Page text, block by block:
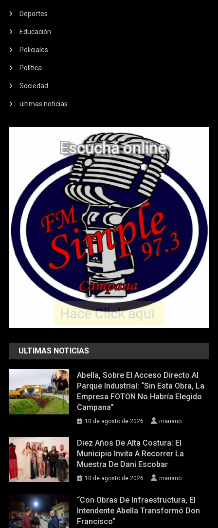
Deportes
Educación
Policiales
Política
Sociedad
ultimas noticias
ULTIMAS NOTICIAS
Abella, Sobre El Acceso Directo Al
Parque Industrial: “Sin Esta Obra, La
Empresa FOTON No Habría Elegido
Campana”
10 de agosto de 2026 mariano
Diez Años De Alta Costura: El
Municipio Invita A Recorrer La
Muestra De Dani Escobar
10 de agosto de 2026 mariano
“Con Obras De Infraestructura, El
Intendente Abella Transformó Don
Francisco”